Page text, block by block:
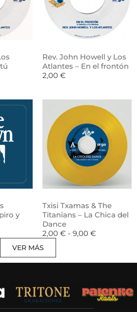
Rev. John Howell y Los
Atlantes – En el frontón
2,00 €
y
Txisi Txamas & The
Titanians – La Chica del
Dance
2,00 € - 9,00 €
VER MÁS